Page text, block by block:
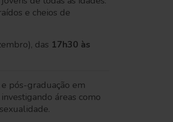
e cheios de
das 17h30 às
pós-graduação em
áreas como